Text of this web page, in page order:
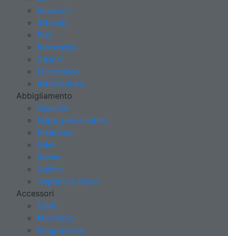
Scarponi
Attacchi
Pelli
Bastoncini
Caschi
Elettronica
Attrezzatura
Abbigliamento
Giacche
Felpe, pile e tutine
Pantaloni
Gilet
Intimo
Calzini
Cappelli e fasce
Accessori
Zaini
Maschere
Integrazione